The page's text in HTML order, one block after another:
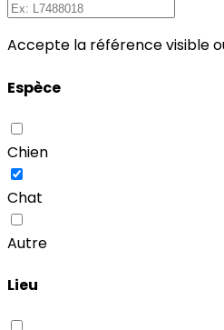
Accepte la référence visible
Espèce
Chien
Chat
Autre
Lieu